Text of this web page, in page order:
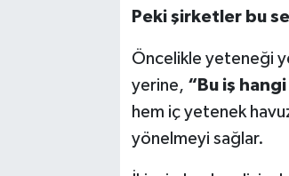
Peki şirketler bu
Öncelikle yeteneği
yerine, “Bu iş
hem iç yetenek
yönelmeyi sağlar.